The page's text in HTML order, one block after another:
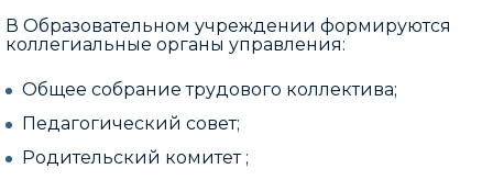
В Образовательном учреждении формируются
коллегиальные органы управления:
Общее собрание трудового коллектива;
Педагогический совет;
Родительский комитет ;